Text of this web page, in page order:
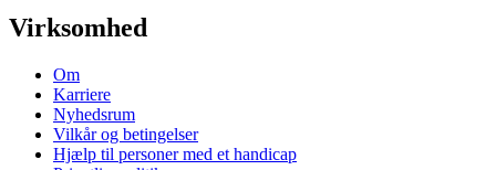
Virksomhed
Om
Karriere
Nyhedsrum
Vilkår og betingelser
Hjælp til personer med et handicap